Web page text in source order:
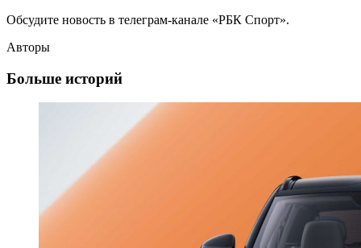
Обсудите новость в телеграм-канале «РБК Спорт».
Авторы
Больше историй